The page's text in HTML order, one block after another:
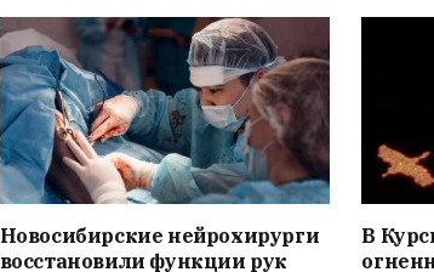
Новосибирские нейрохирурги
восстановили функции рук
В